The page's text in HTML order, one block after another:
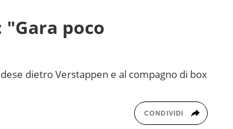
poco
dietro Verstappen e al compagno di box
CONDIVIDI